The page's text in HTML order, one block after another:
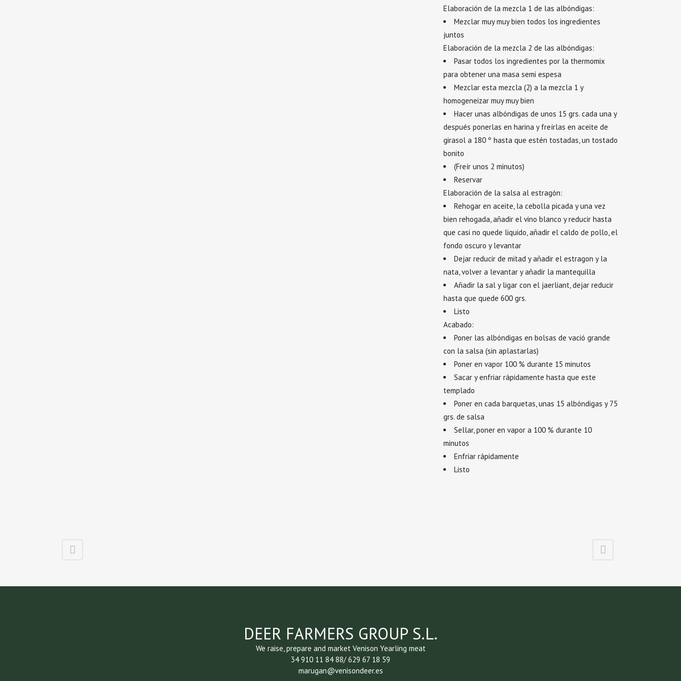
Elaboración de la mezcla 1 de las albóndigas:
Mezclar muy muy bien todos los ingredientes
juntos
Elaboración de la mezcla 2 de las albóndigas:
Pasar todos los ingredientes por la thermomix
para obtener una masa semi espesa
Mezclar esta mezcla (2) a la mezcla 1 y
homogeneizar muy muy bien
Hacer unas albóndigas de unos 15 grs. cada una y
después ponerlas en harina y freírlas en aceite de
girasol a 180 º hasta que estén tostadas, un tostado
bonito
(Freír unos 2 minutos)
Reservar
Elaboración de la salsa al estragón:
Rehogar en aceite, la cebolla picada y una vez
bien rehogada, añadir el vino blanco y reducir hasta
que casi no quede liquido, añadir el caldo de pollo, el
fondo oscuro y levantar
Dejar reducir de mitad y añadir el estragon y la
nata, volver a levantar y añadir la mantequilla
Añadir la sal y ligar con el jaerliant, dejar reducir
hasta que quede 600 grs.
Listo
Acabado:
Poner las albóndigas en bolsas de vació grande
con la salsa (sin aplastarlas)
Poner en vapor 100 % durante 15 minutos
Sacar y enfriar rápidamente hasta que este
templado
Poner en cada barquetas, unas 15 albóndigas y 75
grs. de salsa
Sellar, poner en vapor a 100 % durante 10
minutos
Enfriar rápidamente
Listo
DEER FARMERS GROUP S.L.
We raise, prepare and market Venison Yearling meat
34 910 11 84 88/ 629 67 18 59
marugan@venisondeer.es